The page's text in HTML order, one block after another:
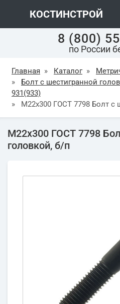
КОСТИНСТРОЙ
8 (800)
по России
Главная » Каталог »
»
Болт с шестигранной
931(933)
»
М22х300 ГОСТ 7798 Болт с
М22х300 ГОСТ 7798
головкой, б/п